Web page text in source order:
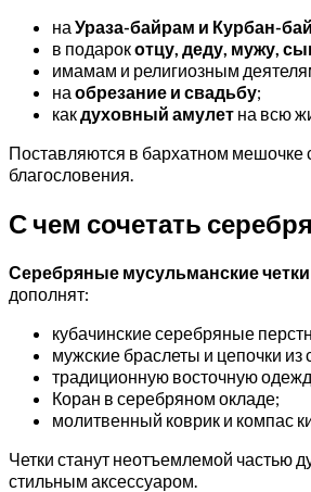
на Ураза-байрам и Курбан-
в подарокотцу, деду, мужу,
имамам и религиозным
на обрезание и свадьбу;
какдуховный амулет на всю
Поставляются в бархатном мешочке
благословения.
С чем сочетать
Серебряные мусульманские
дополнят:
кубачинские серебряные
мужские браслеты и цепочки из
традиционную восточную
Коран в серебряном окладе;
молитвенный коврик и компас
Четки станут неотъемлемой частью
стильным аксессуаром.